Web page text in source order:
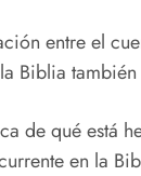
entre el
Biblia
de qué está
en la